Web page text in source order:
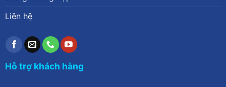
Liên hệ
Hỗ trợ khách hàng